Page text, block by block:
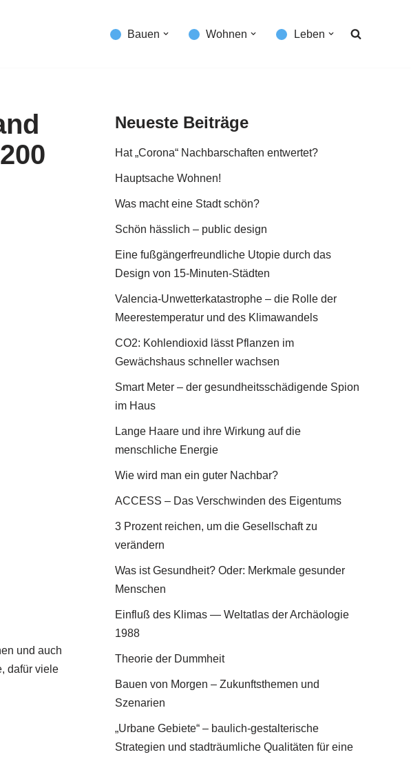
Bauen Wohnen Leben
und auch
dafür viele
Neueste Beiträge
Hat „Corona“ Nachbarschaften entwertet?
Hauptsache Wohnen!
Was macht eine Stadt schön?
Schön hässlich – public design
Eine fußgängerfreundliche Utopie durch das
Design von 15-Minuten-Städten
Valencia-Unwetterkatastrophe – die Rolle der
Meerestemperatur und des Klimawandels
CO2: Kohlendioxid lässt Pflanzen im
Gewächshaus schneller wachsen
Smart Meter – der gesundheitsschädigende Spion
im Haus
Lange Haare und ihre Wirkung auf die
menschliche Energie
Wie wird man ein guter Nachbar?
ACCESS – Das Verschwinden des Eigentums
3 Prozent reichen, um die Gesellschaft zu
verändern
Was ist Gesundheit? Oder: Merkmale gesunder
Menschen
Einfluß des Klimas — Weltatlas der Archäologie
1988
Theorie der Dummheit
Bauen von Morgen – Zukunftsthemen und
Szenarien
„Urbane Gebiete“ – baulich-gestalterische
Strategien und stadträumliche Qualitäten für eine